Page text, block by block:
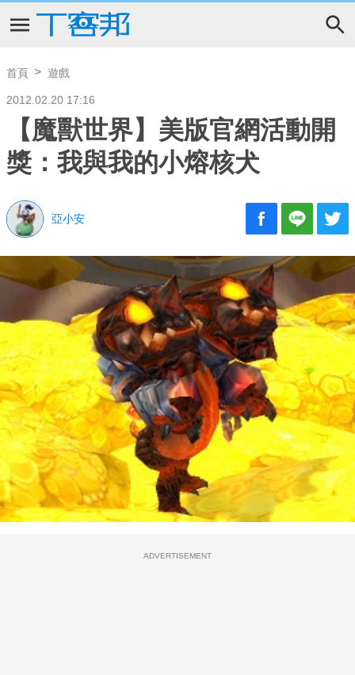
首頁 遊戲
2012.02.20 17:16
【魔獸世界】美版官網活動開
獎：我與我的小熔核犬
亞小安
ADVERTISEMENT